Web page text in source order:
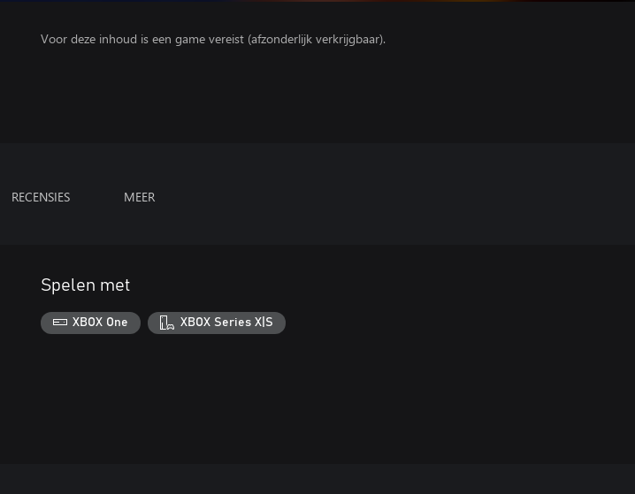
Voor deze inhoud is een game vereist (afzonderlijk verkrijgbaar).
RECENSIES MEER
Spelen met
XBOX One XBOX Series X|S